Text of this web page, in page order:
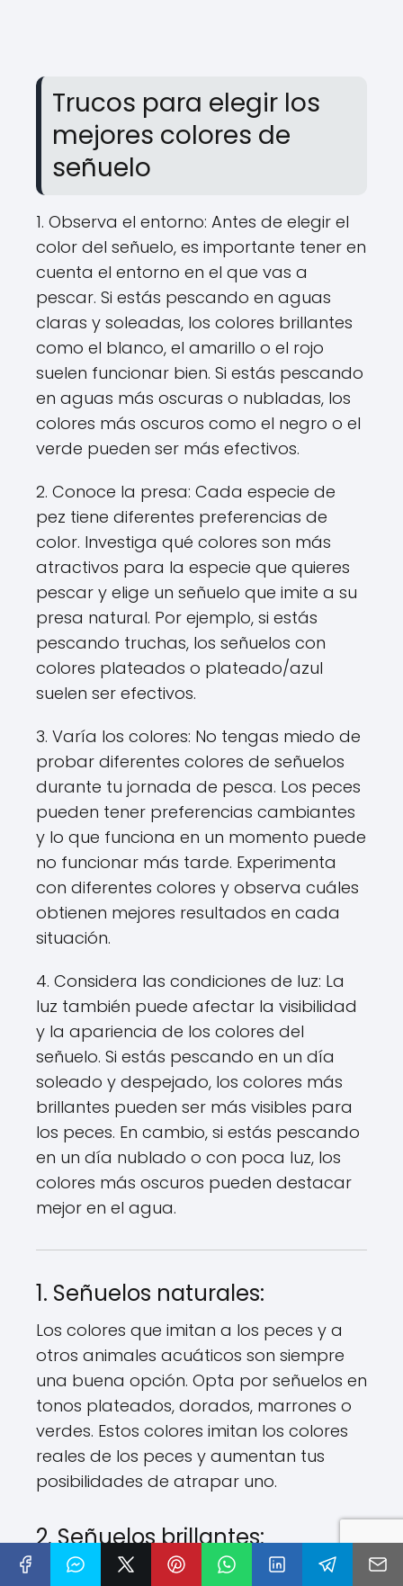
Trucos para elegir los
mejores colores de
señuelo
1. Observa el entorno: Antes de elegir el
color del señuelo, es importante tener en
cuenta el entorno en el que vas a
pescar. Si estás pescando en aguas
claras y soleadas, los colores brillantes
como el blanco, el amarillo o el rojo
suelen funcionar bien. Si estás pescando
en aguas más oscuras o nubladas, los
colores más oscuros como el negro o el
verde pueden ser más efectivos.
2. Conoce la presa: Cada especie de
pez tiene diferentes preferencias de
color. Investiga qué colores son más
atractivos para la especie que quieres
pescar y elige un señuelo que imite a su
presa natural. Por ejemplo, si estás
pescando truchas, los señuelos con
colores plateados o plateado/azul
suelen ser efectivos.
3. Varía los colores: No tengas miedo de
probar diferentes colores de señuelos
durante tu jornada de pesca. Los peces
pueden tener preferencias cambiantes
y lo que funciona en un momento puede
no funcionar más tarde. Experimenta
con diferentes colores y observa cuáles
obtienen mejores resultados en cada
situación.
4. Considera las condiciones de luz: La
luz también puede afectar la visibilidad
y la apariencia de los colores del
señuelo. Si estás pescando en un día
soleado y despejado, los colores más
brillantes pueden ser más visibles para
los peces. En cambio, si estás pescando
en un día nublado o con poca luz, los
colores más oscuros pueden destacar
mejor en el agua.
1. Señuelos naturales:
Los colores que imitan a los peces y a
otros animales acuáticos son siempre
una buena opción. Opta por señuelos en
tonos plateados, dorados, marrones o
verdes. Estos colores imitan los colores
reales de los peces y aumentan tus
posibilidades de atrapar uno.
2. Señuelos brillantes:
Los colores brillantes como el rojo, el